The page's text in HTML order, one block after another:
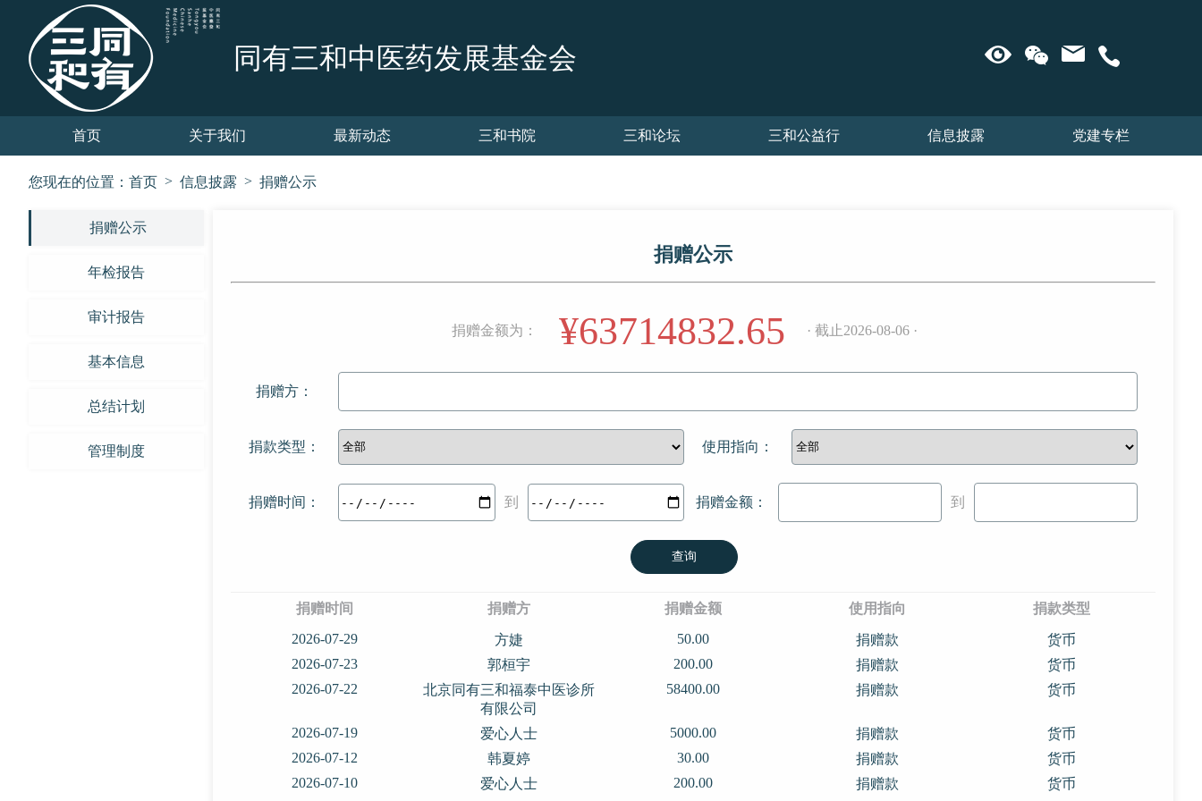
同有三和中医药发展基金会
首页 关于我们 最新动态 三和书院 三和论坛 三和公益行 信息披露 党建专栏
您现在的位置： 首页 > 信息披露 > 捐赠公示
捐赠公示
年检报告
审计报告
基本信息
总结计划
管理制度
捐赠公示
捐赠金额为： ¥63714832.65 · 截止2026-08-06 ·
捐赠方：
捐款类型： 使用指向：
捐赠时间： 到 捐赠金额： 到
查询
捐赠时间 捐赠方 捐赠金额 使用指向
捐款类型
2026-07-29
方婕 50.00 捐赠款
货币
2026-07-23
郭桓宇 200.00 捐赠款
货币
2026-07-22
北京同有三和福泰中医诊所
有限公司
58400.00 捐赠款 货币
2026-07-19 爱心人士 5000.00 捐赠款
货币
2026-07-12
韩夏婷 30.00 捐赠款
货币
2026-07-10
爱心人士 200.00 捐赠款
货币